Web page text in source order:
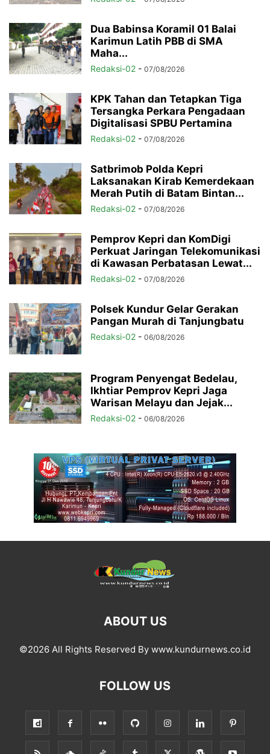
Dua Babinsa Koramil 01 Balai
Karimun Latih PBB di SMA
Maha...
Redaksi-02 - 07/08/2026
KPK Tahan dan Tetapkan Tiga
Tersangka Perkara Pengadaan
Digitalisasi SPBU Pertamina
Redaksi-02 - 07/08/2026
Satbrimob Polda Kepri
Laksanakan Kirab Kemerdekaan
Merah Putih di Batam Bintan...
Redaksi-02 - 07/08/2026
Pemprov Kepri dan KomDigi
Perkuat Jaringan Telekomunikasi
di Kawasan Perbatasan Lewat...
Redaksi-02 - 07/08/2026
Polsek Kundur Gelar Gerakan
Pangan Murah di Tanjungbatu
Redaksi-02 - 06/08/2026
Program Penyengat Bedelau,
Ikhtiar Pemprov Kepri Jaga
Warisan Melayu dan Jejak...
Redaksi-02 - 06/08/2026
ABOUT US
©2026 All Rights Reserved By www.kundurnews.co.id
FOLLOW US